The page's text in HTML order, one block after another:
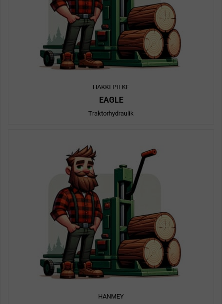
HAKKI PILKE
EAGLE
Traktorhydraulik
HANMEY